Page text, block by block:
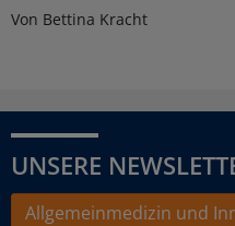
Von Bettina Kracht
UNSERE
Allgemeinmedizin und